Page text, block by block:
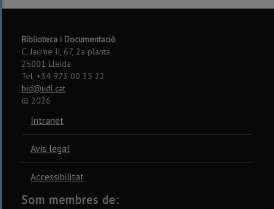
Biblioteca i Documentació
C. Jaume II, 67, 2a planta
25001 Lleida
Tel. +34 973 00 35 22
bid@udl.cat
© 2026
Intranet
Avís legal
Accessibilitat
Som membres de: